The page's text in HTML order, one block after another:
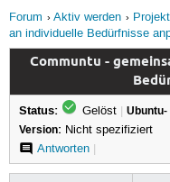
Forum
Aktiv werden
an individuelle Bedürfnisse
Communtu -
Status: Gelöst | Ubuntu-
Version: Nicht spezifiziert
Antworten|